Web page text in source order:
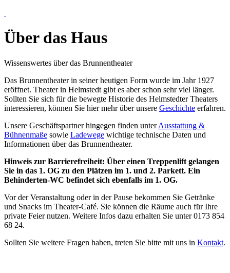
Über das Haus
Wissenswertes über das Brunnentheater
Das Brunnentheater in seiner heutigen Form wurde im Jahr 1927
eröffnet. Theater in Helmstedt gibt es aber schon sehr viel länger.
Sollten Sie sich für die bewegte Historie des Helmstedter Theaters
interessieren, können Sie hier mehr über unsere Geschichte erfahren.
Unsere Geschäftspartner hingegen finden unterAusstattung &
Bühnenmaße sowie Ladewege wichtige technische Daten und
Informationen über das Brunnentheater.
Hinweis zur Barrierefreiheit: Über einen Treppenlift gelangen
Sie in das 1. OG zu den Plätzen im 1. und 2. Parkett. Ein
Behinderten-WC befindet sich ebenfalls im 1. OG.
Vor der Veranstaltung oder in der Pause bekommen Sie Getränke
und Snacks im Theater-Café. Sie können die Räume auch für Ihre
private Feier nutzen. Weitere Infos dazu erhalten Sie unter 0173 854
68 24.
Sollten Sie weitere Fragen haben, treten Sie bitte mit uns in Kontakt.